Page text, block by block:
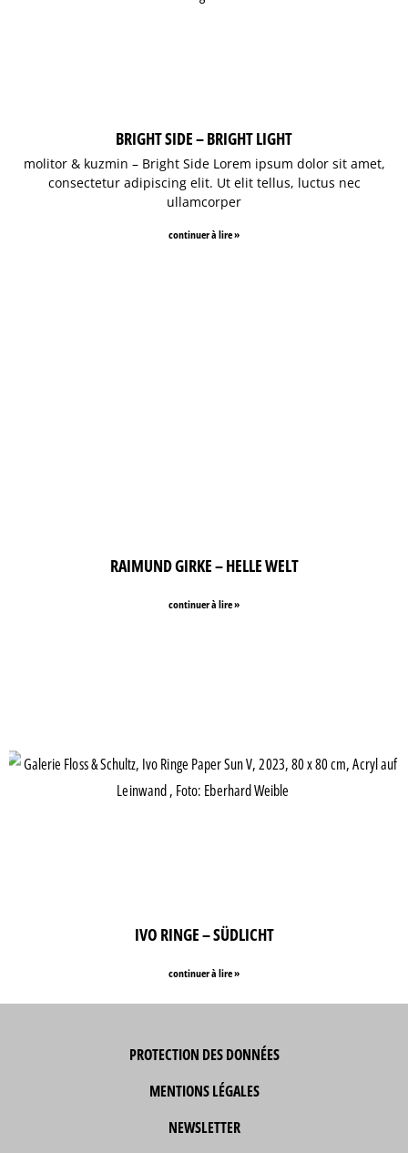
BRIGHT SIDE – BRIGHT LIGHT
molitor & kuzmin – Bright Side Lorem ipsum dolor sit amet,
consectetur adipiscing elit. Ut elit tellus, luctus nec
ullamcorper
continuer à lire »
RAIMUND GIRKE – HELLE WELT
continuer à lire »
IVO RINGE – SÜDLICHT
continuer à lire »
PROTECTION DES DONNÉES
MENTIONS LÉGALES
NEWSLETTER